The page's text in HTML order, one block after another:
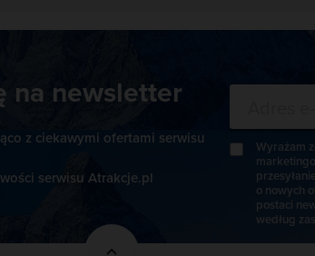
na newsletter
z ciekawymi ofertami serwisu
serwisu Atrakcje.pl
Wyrażam
o nowych
postaci
według